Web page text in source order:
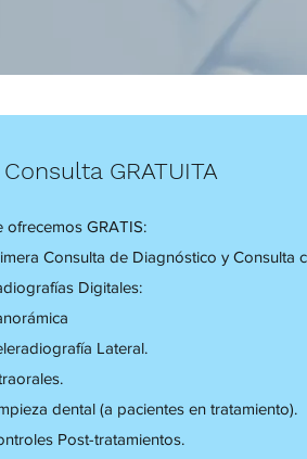
Consulta GRATUITA
ofrecemos GRATIS:
Consulta de Diagnóstico y Consulta
Digitales:
Lateral.
dental (a pacientes en tratamiento).
Post-tratamientos.